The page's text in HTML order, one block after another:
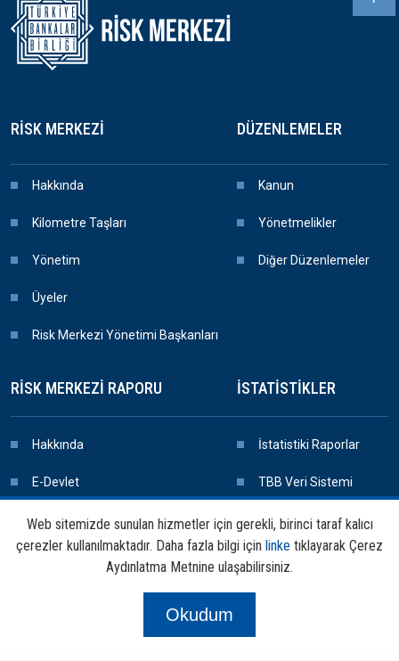
Dipnot
RISK MERKEZI
Hakkında
Kilometre Taşları
Yönetim
Üyeler
Risk Merkezi Yönetimi Başkanları
DÜZENLEMELER
Kanun
Yönetmelikler
Diğer Düzenlemeler
RISK MERKEZI RAPORU
Hakkında
E-Devlet
Rapor Başvuru
İSTATISTIKLER
İstatistiki Raporlar
TBB Veri Sistemi
Web sitemizde sunulan hizmetler için gerekli, birinci taraf kalıcı
çerezler kullanılmaktadır. Daha fazla bilgi için linke tıklayarak Çerez
Aydınlatma Metnine ulaşabilirsiniz.
Okudum